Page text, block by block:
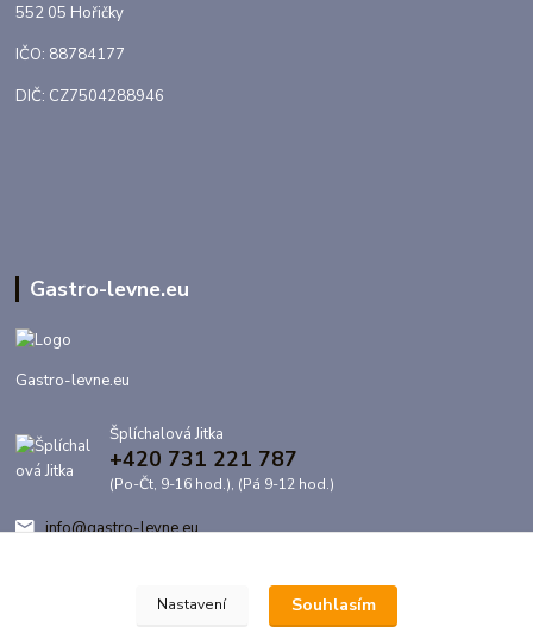
552 05 Hořičky
IČO: 88784177
DIČ: CZ7504288946
Gastro-levne.eu
Gastro-levne.eu
Šplíchalová Jitka
+420 731 221 787
(Po-Čt, 9-16 hod.), (Pá 9-12 hod.)
info@gastro-levne.eu
Nastavení Souhlasím